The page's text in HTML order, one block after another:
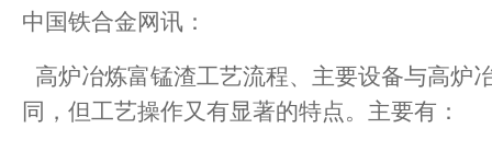
中国铁合金网讯：
高炉冶炼富锰渣工艺流程、主要设备与高炉
同，但工艺操作又有显著的特点。主要有：